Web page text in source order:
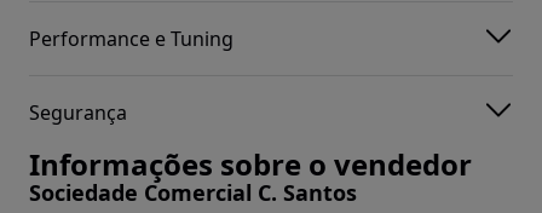
Performance e Tuning
Segurança
Informações sobre o vendedor
Sociedade Comercial C. Santos